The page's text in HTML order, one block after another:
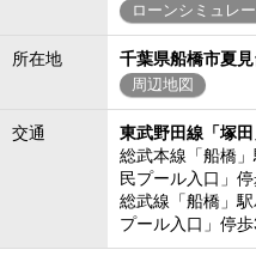
ローンシミュレ
所在地 千葉県船橋市夏見
周辺地図
交通
東武野田線「塚
総武本線「船橋
民プール入口」
総武線「船橋」
プール入口」停